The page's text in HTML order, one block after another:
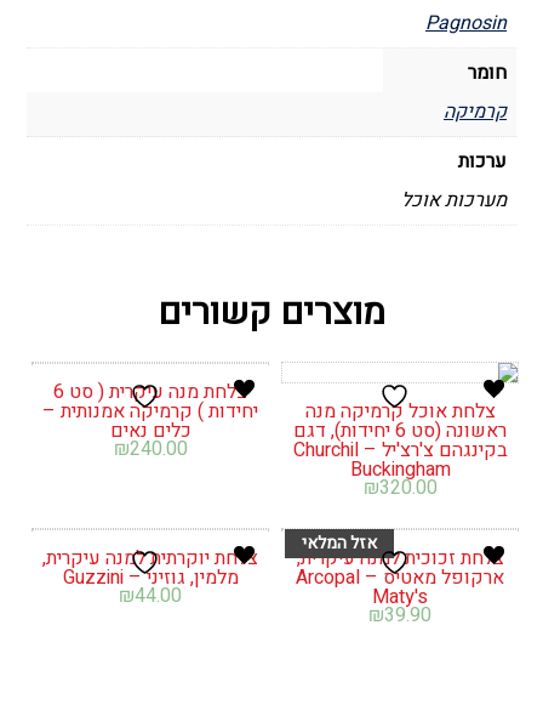
Pagnosin
חומר
קרמיקה
ערכות
מערכות אוכל
מוצרים קשורים
צלחת אוכל קרמיקה מנה
ראשונה (סט 6 יחידות), דגם
בקינגהם צ'רצ'יל – Churchil
Buckingham
₪320.00
צלחת מנה עיקרית ( סט 6
יחידות ) קרמיקה אמנותית –
כלים נאים
₪240.00
צלחת זכוכית למנה עיקרית,
ארקופל מאטיס – Arcopal
Maty's
₪39.90
צלחת יוקרתית למנה עיקרית,
מלמין, גוזיני – Guzzini
₪44.00